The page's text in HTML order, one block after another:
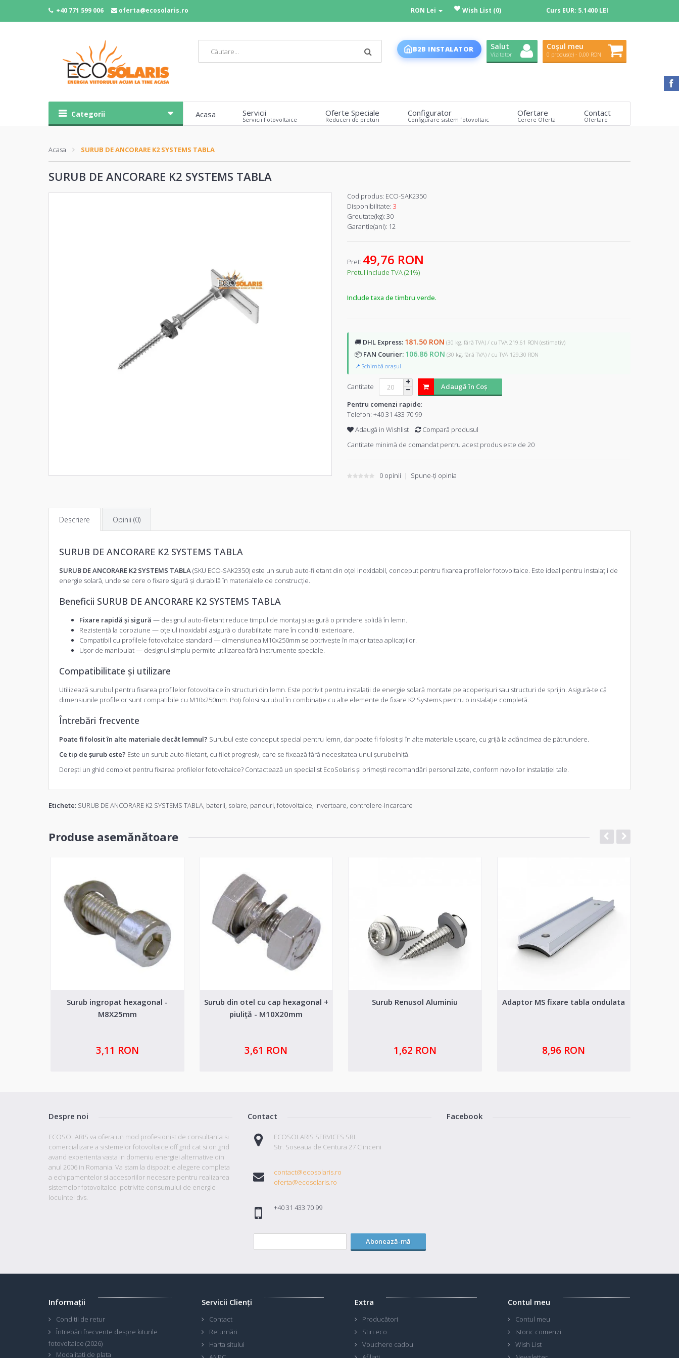
+40 771 599 006 oferta@ecosolaris.ro RON Lei Wish List (0) Curs EUR: 5.1400 LEI
B2B INSTALATOR Salut
Vizitator
Coșul meu
0 produs(e) - 0,00 RON
Categorii Acasa Servicii
Servicii Fotovoltaice
Oferte Speciale
Reduceri de preturi
Configurator
Configurare sistem fotovoltaic
Ofertare
Cerere Oferta
Contact
Ofertare
Acasa SURUB DE ANCORARE K2 SYSTEMS TABLA
SURUB DE ANCORARE K2 SYSTEMS TABLA
Cod produs: ECO-SAK2350
Disponibilitate: 3
Greutate(kg): 30
Garanţie(ani): 12
Pret: 49,76 RON
Pretul include TVA (21%)
Include taxa de timbru verde.
🚚 DHL Express: 181.50 RON (30 kg, fără TVA) / cu TVA 219.61 RON (estimativ)
📦 FAN Courier: 106.86 RON (30 kg, fără TVA) / cu TVA 129.30 RON
📍 Schimbă orașul
Cantitate
Adaugă în Coş
Pentru comenzi rapide:
Telefon: +40 31 433 70 99
Adaugă in Wishlist
Compară produsul
Cantitate minimă de comandat pentru acest produs este de 20
0 opinii | Spune-ţi opinia
Descriere Opinii (0)
SURUB DE ANCORARE K2 SYSTEMS TABLA
SURUB DE ANCORARE K2 SYSTEMS TABLA(SKU ECO-SAK2350) este un surub auto-filetant din oțel inoxidabil, conceput pentru fixarea profilelor fotovoltaice. Este ideal pentru instalații de
energie solară, unde se cere o fixare sigură și durabilă în materialele de construcție.
Beneficii SURUB DE ANCORARE K2 SYSTEMS TABLA
Fixare rapidă și sigură — designul auto-filetant reduce timpul de montaj și asigură o prindere solidă în lemn.
Rezistență la coroziune — oțelul inoxidabil asigură o durabilitate mare în condiții exterioare.
Compatibil cu profilele fotovoltaice standard — dimensiunea M10x250mm se potrivește în majoritatea aplicațiilor.
Ușor de manipulat — designul simplu permite utilizarea fără instrumente speciale.
Compatibilitate și utilizare
Utilizează surubul pentru fixarea profilelor fotovoltaice în structuri din lemn. Este potrivit pentru instalații de energie solară montate pe acoperișuri sau structuri de sprijin. Asigură-te că
dimensiunile profilelor sunt compatibile cu M10x250mm. Poți folosi surubul în combinație cu alte elemente de fixare K2 Systems pentru o instalație completă.
Întrebări frecvente
Poate fi folosit în alte materiale decât lemnul? Surubul este conceput special pentru lemn, dar poate fi folosit și în alte materiale ușoare, cu grijă la adâncimea de pătrundere.
Ce tip de șurub este? Este un surub auto-filetant, cu filet progresiv, care se fixează fără necesitatea unui șurubelniță.
Dorești un ghid complet pentru fixarea profilelor fotovoltaice? Contactează un specialist EcoSolaris și primești recomandări personalizate, conform nevoilor instalației tale.
Etichete: SURUB DE ANCORARE K2 SYSTEMS TABLA, baterii, solare, panouri, fotovoltaice, invertoare, controlere-incarcare
Produse asemănătoare
Surub ingropat hexagonal -
M8X25mm
3,11 RON
Surub din otel cu cap hexagonal +
piuliță - M10X20mm
3,61 RON
Surub Renusol Aluminiu
1,62 RON
Adaptor MS fixare tabla ondulata
8,96 RON
Despre noi
ECOSOLARIS va ofera un mod profesionist de consultanta si
comercializare a sistemelor fotovoltaice off grid cat si on grid
avand experienta vasta in domeniu energiei alternative din
anul 2006 in Romania. Va stam la dispozitie alegere completa
a echipamentelor si accesoriilor necesare pentru realizarea
sistemelor fotovoltaice potrivite consumului de energie
locuintei dvs.
Contact
ECOSOLARIS SERVICES SRL
Str. Soseaua de Centura 27 Clinceni
contact@ecosolaris.ro
oferta@ecosolaris.ro
+40 31 433 70 99
Facebook
Abonează-mă
Informaţii
Conditii de retur
Întrebări frecvente despre kiturile
fotovoltaice (2026)
Modalitati de plata
Servicii Clienţi
Contact
Returnări
Harta sitului
Extra
Producători
Stiri eco
Vouchere cadou
Contul meu
Contul meu
Istoric comenzi
Wish List